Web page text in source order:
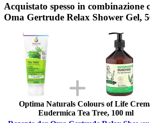
Acquistato spesso in combinazione
Oma Gertrude Relax Shower Gel,
Optima Naturals Colours of Life
Eudermica Tea Tree, 100 ml